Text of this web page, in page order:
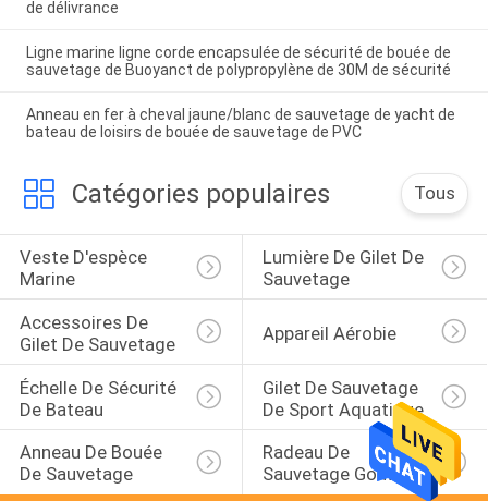
de délivrance
Ligne marine ligne corde encapsulée de sécurité de bouée de
sauvetage de Buoyanct de polypropylène de 30M de sécurité
Anneau en fer à cheval jaune/blanc de sauvetage de yacht de
bateau de loisirs de bouée de sauvetage de PVC
Catégories populaires Tous
Veste D'espèce
Marine
Lumière De Gilet De
Sauvetage
Accessoires De
Gilet De Sauvetage
Appareil Aérobie
Échelle De Sécurité
De Bateau
Gilet De Sauvetage
De Sport Aquatique
Anneau De Bouée
De Sauvetage
Radeau De
Sauvetage Gonflable